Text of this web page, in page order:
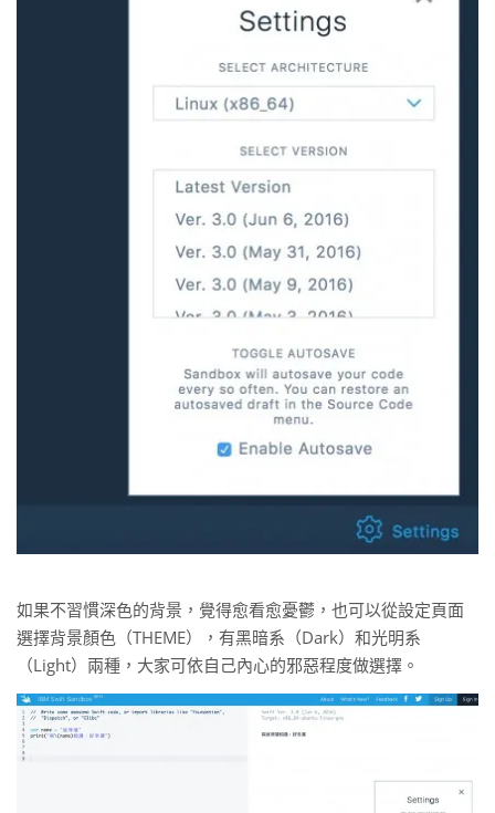
如果不習慣深色的背景，覺得愈看愈憂鬱，也可以從設定頁面
選擇背景顏色（THEME），有黑暗系（Dark）和光明系
（Light）兩種，大家可依自己內心的邪惡程度做選擇。